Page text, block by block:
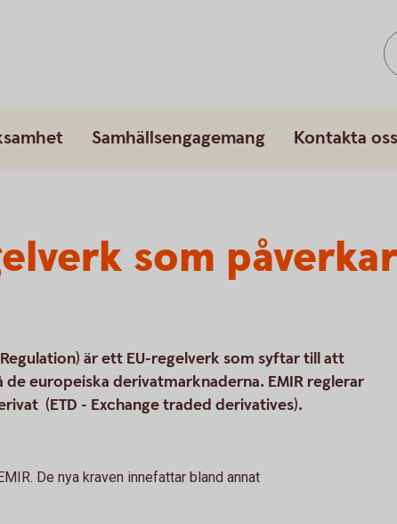
Samhällsengagemang Kontakta oss
som
är ett EU-regelverk som syftar till att
europeiska derivatmarknaderna. EMIR reglerar
(ETD - Exchange traded derivatives).
De nya kraven innefattar bland annat